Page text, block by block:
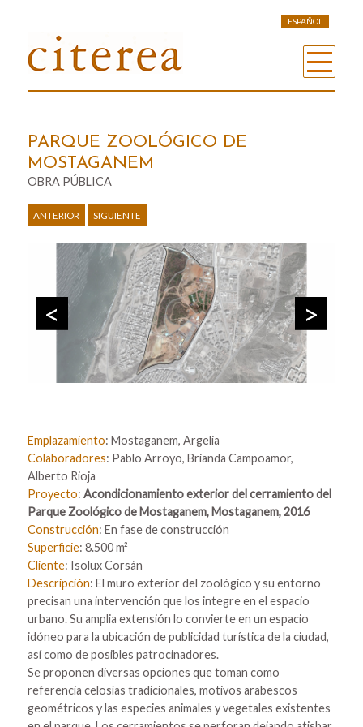
ESPAÑOL
PARQUE ZOOLÓGICO DE
MOSTAGANEM
OBRA PÚBLICA
ANTERIOR SIGUIENTE
Next
Emplazamiento: Mostaganem, Argelia
Colaboradores: Pablo Arroyo, Brianda Campoamor,
Alberto Rioja
Proyecto:Acondicionamiento exterior del cerramiento del
Parque Zoológico de Mostaganem, Mostaganem, 2016
Construcción: En fase de construcción
Superficie: 8.500 m²
Cliente: Isolux Corsán
Descripción: El muro exterior del zoológico y su entorno
precisan una intervención que los integre en el espacio
urbano. Su amplia extensión lo convierte en un espacio
idóneo para la ubicación de publicidad turística de la ciudad,
así como de posibles patrocinadores.
Se proponen diversas opciones que toman como
referencia celosías tradicionales, motivos arabescos
geométricos y las especies animales y vegetales existentes